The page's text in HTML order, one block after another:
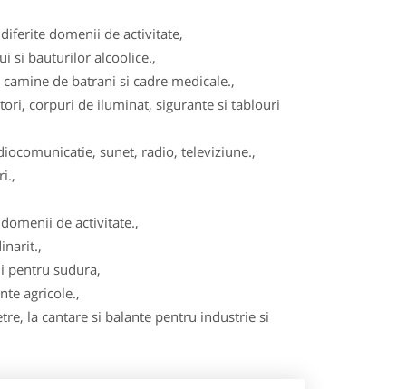
domenii de activitate,
si bauturilor alcoolice.,
de batrani si cadre medicale.,
corpuri de iluminat, sigurante si tablouri
sunet, radio, televiziune.,
de activitate.,
pentru sudura,
agricole.,
la cantare si balante pentru industrie si